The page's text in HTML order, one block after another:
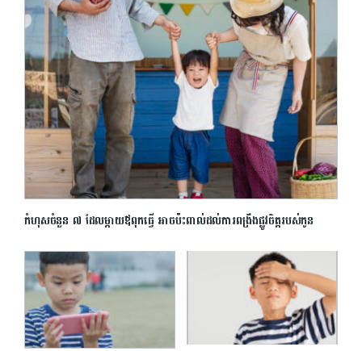
កំហុសចំនួន ៧ ដែលម្ដាយឪពុកធ្វើ អាចប៉ះពាល់ដល់ការពង្រឹងផ្លូវចិត្តរបស់កូន